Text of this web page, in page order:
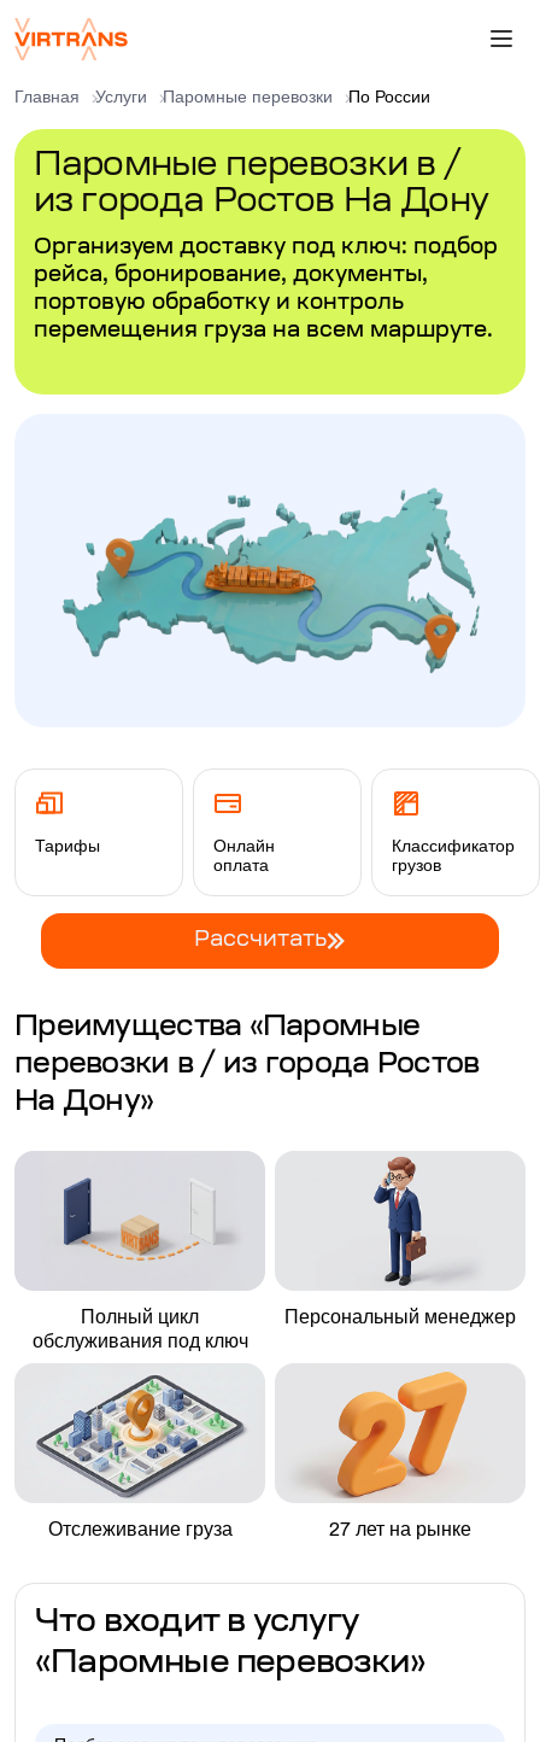
Главная Услуги Паромные перевозки По России
Паромные перевозки в /
из города Ростов На Дону
Организуем доставку под ключ: подбор
рейса, бронирование, документы,
портовую обработку и контроль
перемещения груза на всем маршруте.
Тарифы
Онлайн
оплата
Классификатор
грузов
Рассчитать
Преимущества «Паромные
перевозки в / из города Ростов
На Дону»
Полный цикл
обслуживания под ключ
Персональный менеджер
Отслеживание груза 27 лет на рынке
Что входит в услугу
«Паромные перевозки»